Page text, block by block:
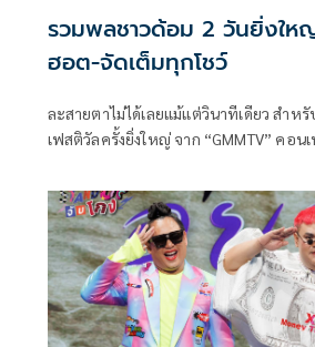
รวมพลชาวด้อม 2 วันยิ่งให
ฮอต-จัดเต็มทุกโชว์
ละสายตาไม่ได้เลยแม้แต่วินาทีเดียว สำห
เฟสติวัลครั้งยิ่งใหญ่ จาก “GMMTV” คอน
OUT LOUD FAN FEST 2025 :